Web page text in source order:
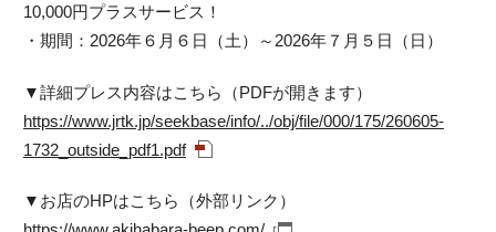
10,000円プラスサービス！
・期間：2026年６月６日（土）～2026年７月５日（日）
▼詳細プレス内容はこちら（PDFが開きます）
https://www.jrtk.jp/seekbase/info/../obj/file/000/175/260605-
1732_outside_pdf1.pdf
▼お店のHPはこちら（外部リンク）